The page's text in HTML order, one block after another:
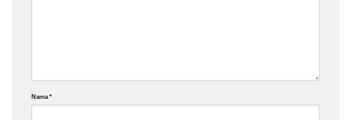
Nama *